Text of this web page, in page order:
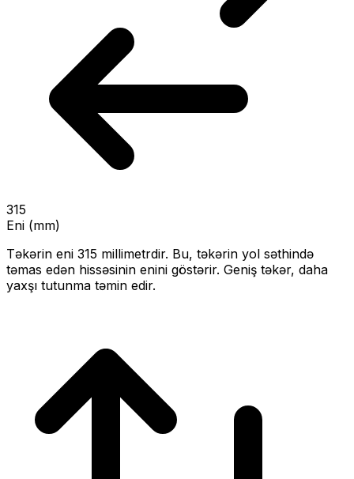
315
Eni (mm)
Təkərin eni 315 millimetrdir. Bu, təkərin yol səthində
təmas edən hissəsinin enini göstərir. Geniş təkər, daha
yaxşı tutunma təmin edir.